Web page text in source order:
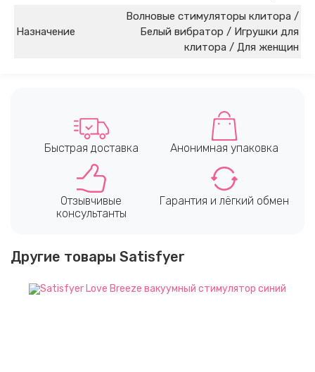
Назначение
Волновые стимуляторы клитора /
Белый вибратор / Игрушки для
клитора / Для женщин
Быстрая доставка Анонимная упаковка
Отзывчивые
консультанты
Гарантия и лёгкий обмен
Другие товары Satisfyer